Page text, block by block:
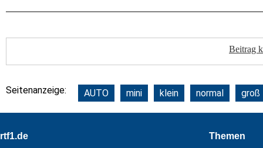
Beitrag
Seitenanzeige: AUTO mini klein normal groß
Footer
rtf1.de Themen